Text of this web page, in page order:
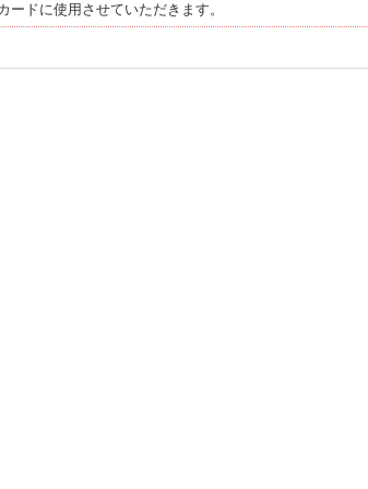
ードに使用させていただきます。